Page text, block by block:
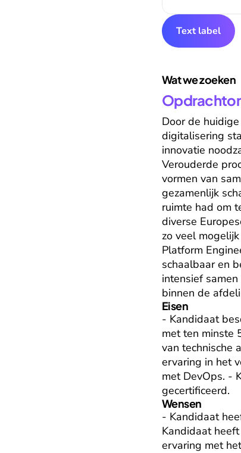
Text label
Wat we zoeken
Door de
digitalisering
innovatie
Verouderde
vormen van
gezamenlijk
ruimte had om
diverse
zo veel
Platform
schaalbaar en
intensief
binnen de
Eisen
- Kandidaat
met ten minste
van technische
ervaring in het
met DevOps. -
gecertificeerd.
Wensen
- Kandidaat
Kandidaat
ervaring met